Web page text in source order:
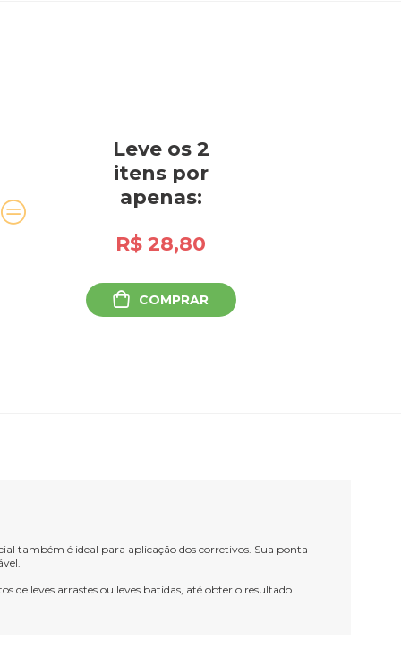
Leve os 2
itenspor
apenas:
R$ 28,80
COMPRAR
Leve os 2
itens
R$ 114,80
COMPRAR
também é ideal para aplicação dos corretivos. Sua ponta
de leves arrastes ou leves batidas, até obter o resultado